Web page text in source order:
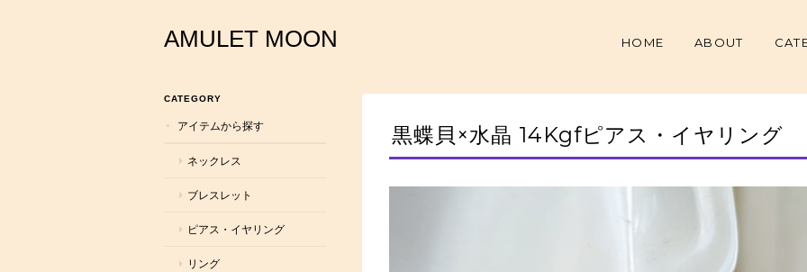
AMULET MOON HOME ABOUT
黒蝶貝×水晶 14Kgfピアス・イヤリング
CATEGORY
アイテムから探す
ネックレス
ブレスレット
ピアス・イヤリング
リング